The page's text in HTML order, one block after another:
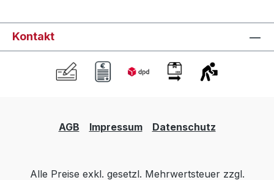
Kontakt
AGB Impressum Datenschutz
Alle Preise exkl. gesetzl. Mehrwertsteuer zzgl.